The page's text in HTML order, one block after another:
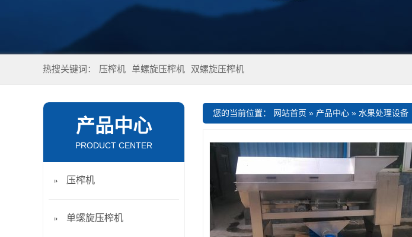
热搜关键词： 压榨机 单螺旋压榨机 双螺旋压榨机
您的当前位置： 网站首页 » 产品中心 » 水果处理设备
产品中心
PRODUCT CENTER
压榨机
单螺旋压榨机